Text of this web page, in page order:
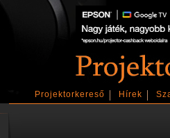
Projektorkereső Hírek